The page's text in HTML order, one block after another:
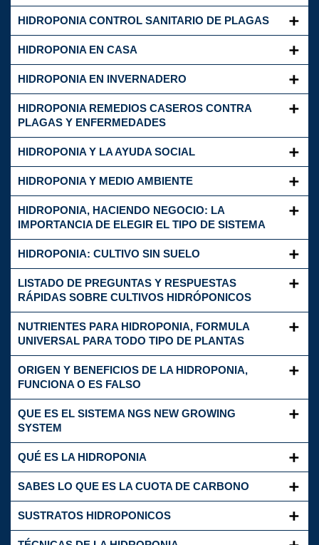
HIDROPONIA CONTROL SANITARIO DE PLAGAS
HIDROPONIA EN CASA
HIDROPONIA EN INVERNADERO
HIDROPONIA REMEDIOS CASEROS CONTRA
PLAGAS Y ENFERMEDADES
HIDROPONIA Y LA AYUDA SOCIAL
HIDROPONIA Y MEDIO AMBIENTE
HIDROPONIA, HACIENDO NEGOCIO: LA
IMPORTANCIA DE ELEGIR EL TIPO DE SISTEMA
HIDROPONIA: CULTIVO SIN SUELO
LISTADO DE PREGUNTAS Y RESPUESTAS
RÁPIDAS SOBRE CULTIVOS HIDRÓPONICOS
NUTRIENTES PARA HIDROPONIA, FORMULA
UNIVERSAL PARA TODO TIPO DE PLANTAS
ORIGEN Y BENEFICIOS DE LA HIDROPONIA,
FUNCIONA O ES FALSO
QUE ES EL SISTEMA NGS NEW GROWING
SYSTEM
QUÉ ES LA HIDROPONIA
SABES LO QUE ES LA CUOTA DE CARBONO
SUSTRATOS HIDROPONICOS